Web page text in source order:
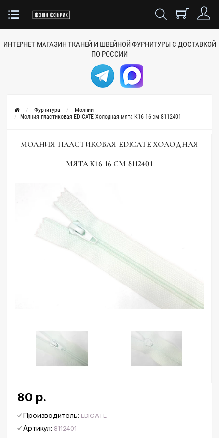
ИНТЕРНЕТ МАГАЗИН ТКАНЕЙ И ШВЕЙНОЙ ФУРНИТУРЫ С ДОСТАВКОЙ
ПО РОССИИ
Фурнитура
Молнии
Молния пластиковая EDICATE Холодная мята K16 16 см 8112401
МОЛНИЯ ПЛАСТИКОВАЯ EDICATE ХОЛОДНАЯ
МЯТА K16 16 СМ 8112401
80 р.
Производитель: EDICATE
Артикул: 8112401